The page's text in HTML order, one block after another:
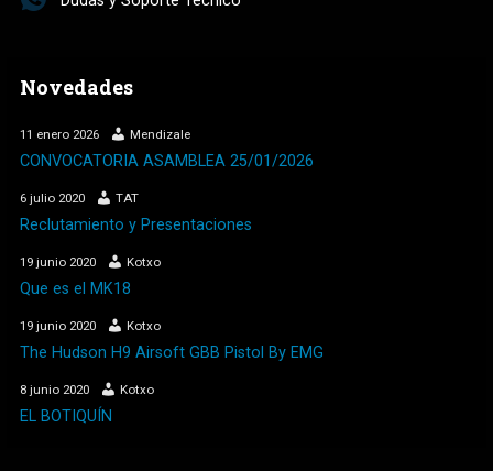
Novedades
11 enero 2026 Mendizale
CONVOCATORIA ASAMBLEA 25/01/2026
6 julio 2020 TAT
Reclutamiento y Presentaciones
19 junio 2020 Kotxo
Que es el MK18
19 junio 2020 Kotxo
The Hudson H9 Airsoft GBB Pistol By EMG
8 junio 2020 Kotxo
EL BOTIQUÍN